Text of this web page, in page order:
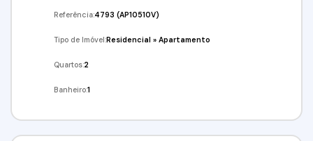
(11) 95332-7355 Angela
Imobiliária Alfa Negócios.
CRECI: 34.726-J
Referência:4793 (AP10510V)
Tipo de Imóvel:Residencial »Apartamento
Quartos:2
Banheiro:1